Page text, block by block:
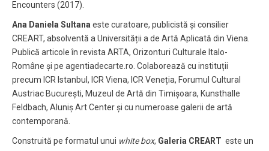
Encounters (2017).
Ana Daniela Sultana este curatoare, publicistă și consilier
CREART, absolventă a Universității a de Artă Aplicată din Viena.
Publică articole în revista ARTA, Orizonturi Culturale Italo-
Române și pe agentiadecarte.ro. Colaborează cu instituții
precum ICR Istanbul, ICR Viena, ICR Veneția, Forumul Cultural
Austriac București, Muzeul de Artă din Timișoara, Kunsthalle
Feldbach, Aluniș Art Center și cu numeroase galerii de artă
contemporană.
Construită pe formatul unui white box, Galeria CREART este un